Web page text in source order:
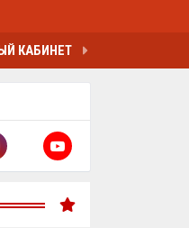
КАБИНЕТ